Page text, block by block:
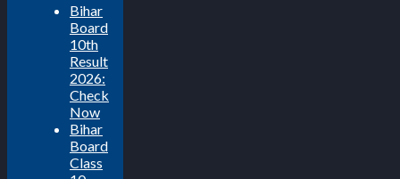
Bihar
Board
10th
Result
2026:
Check
Now
Bihar
Board
Class